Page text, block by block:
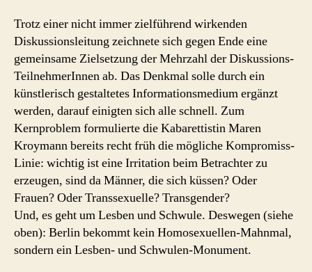
Trotz einer nicht immer zielführend wirkenden
Diskussionsleitung zeichnete sich gegen Ende eine
gemeinsame Zielsetzung der Mehrzahl der Diskussions-
TeilnehmerInnen ab. Das Denkmal solle durch ein
künstlerisch gestaltetes Informationsmedium ergänzt
werden, darauf einigten sich alle schnell. Zum
Kernproblem formulierte die Kabarettistin Maren
Kroymann bereits recht früh die mögliche Kompromiss-
Linie: wichtig ist eine Irritation beim Betrachter zu
erzeugen, sind da Männer, die sich küssen? Oder
Frauen? Oder Transsexuelle? Transgender?
Und, es geht um Lesben und Schwule. Deswegen (siehe
oben): Berlin bekommt kein Homosexuellen-Mahnmal,
sondern ein Lesben- und Schwulen-Monument.